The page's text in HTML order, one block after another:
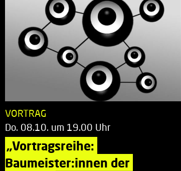
VORTRAG
Do. 08.10. um 19.00 Uhr
„Vortragsreihe:
Baumeister:innen der